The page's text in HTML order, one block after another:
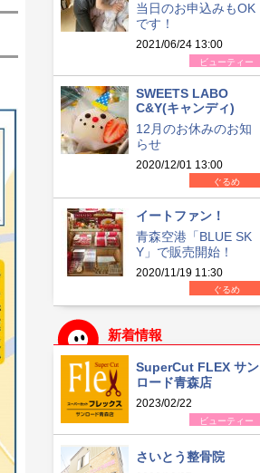
当日のお申込みもOK
です！
2021/06/24 13:00
ビューティー
SWEETS LABO
C&Y(キャンディ)
12月のお休みのお知
らせ
2020/12/01 13:00
ぐるめ
イートファン！
青森空港「BLUE SK
Y」で販売開始！
2020/11/19 11:30
ぐるめ
新着情報
SuperCut FLEX サン
ロード青森店
2023/02/22
ビューティー
さいとう整骨院